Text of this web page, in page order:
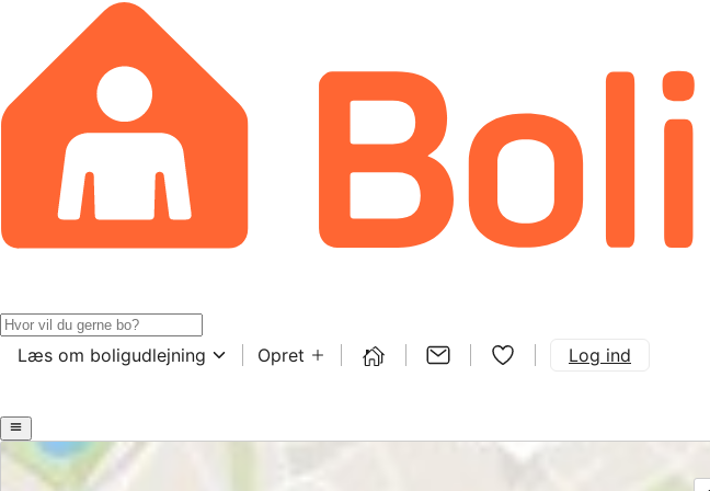
Læs om boligudlejning Opret Log ind